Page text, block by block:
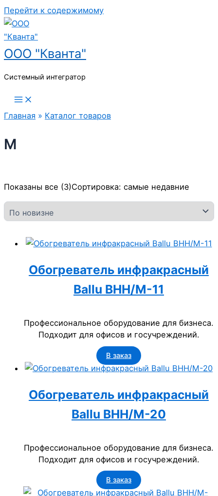
Перейти к содержимому
ООО "Кванта"
Системный интегратор
Главная » Каталог товаров
M
Показаны все (3)Сортировка: самые недавние
Обогреватель инфракрасный
Ballu BHH/M-11
Профессиональное оборудование для бизнеса.
Подходит для офисов и госучреждений.
В заказ
Обогреватель инфракрасный
Ballu BHH/M-20
Профессиональное оборудование для бизнеса.
Подходит для офисов и госучреждений.
В заказ